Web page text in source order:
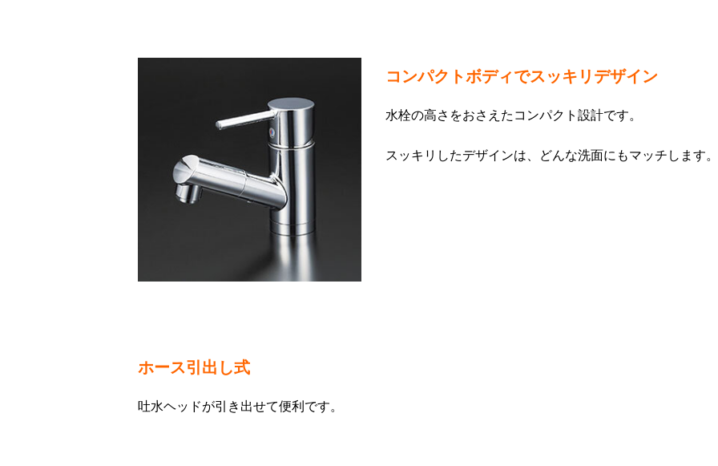
コンパクトボディでスッキリデザイン
水栓の高さをおさえたコンパクト設計です。
スッキリしたデザインは、どんな洗面にもマッチします。
ホース引出し式
吐水ヘッドが引き出せて便利です。